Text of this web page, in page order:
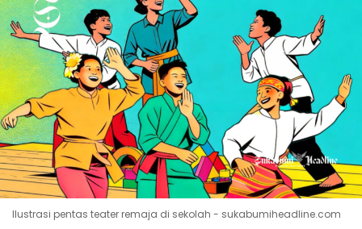
Ilustrasi pentas teater remaja di sekolah - sukabumiheadline.com